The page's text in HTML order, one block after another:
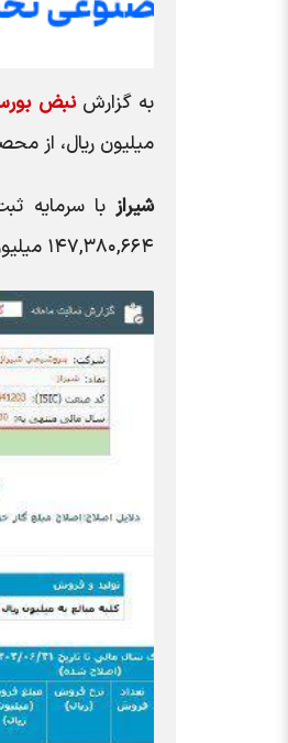
به گزارشنبض
میلیون ریال، از
شیراز
۱۴۷,۳۸۰,۶۶۴ میلیون ریال درآمد فروش داشته که نسبت به مدت مشابه سال قبل ۳۱ درصد رشد داشته است.